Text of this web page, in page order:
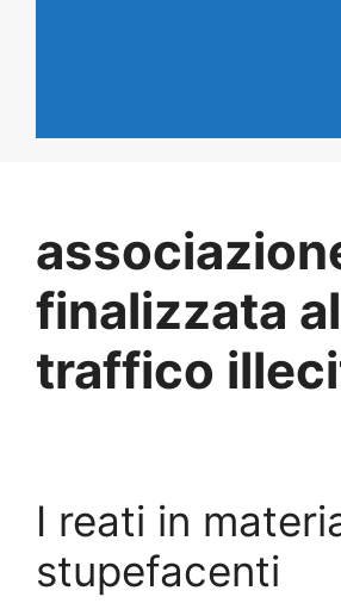
finalizzata al
traffico
I reati in
stupefacenti